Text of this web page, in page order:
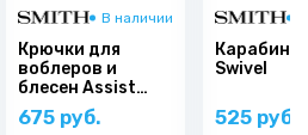
В наличии
Крючки для
воблеров и
блесен Assist
Hook Vertical Gold
675 руб.
Карабины
Swivel
525 руб.